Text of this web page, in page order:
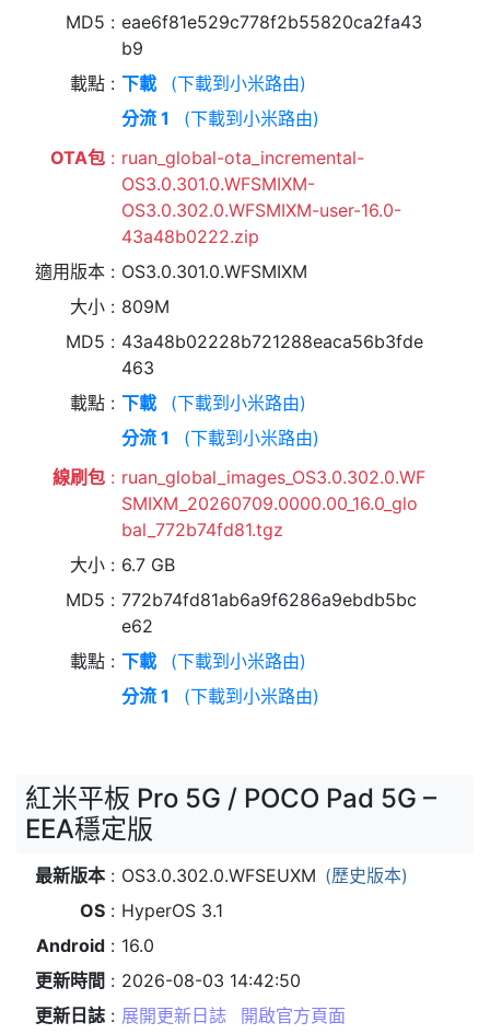
MD5
eae6f81e529c778f2b55820ca2fa43
b9
載點
下載
(下載到小米路由)
分流 1
(下載到小米路由)
OTA包
ruan_global-ota_incremental-
OS3.0.301.0.WFSMIXM-
OS3.0.302.0.WFSMIXM-user-16.0-
43a48b0222.zip
適用版本
OS3.0.301.0.WFSMIXM
大小
809M
MD5
43a48b02228b721288eaca56b3fde
463
載點
下載
(下載到小米路由)
分流 1
(下載到小米路由)
線刷包
ruan_global_images_OS3.0.302.0.WF
SMIXM_20260709.0000.00_16.0_glo
bal_772b74fd81.tgz
大小
6.7 GB
MD5
772b74fd81ab6a9f6286a9ebdb5bc
e62
載點
下載
(下載到小米路由)
分流 1
(下載到小米路由)
紅米平板 Pro 5G / POCO Pad 5G –
EEA穩定版
最新版本 OS3.0.302.0.WFSEUXM (歷史版本)
OS
HyperOS 3.1
Android
16.0
更新時間
2026-08-03 14:42:50
更新日誌
展開更新日誌
開啟官方頁面